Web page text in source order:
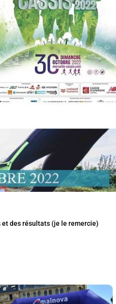
et des résultats (je le remercie)